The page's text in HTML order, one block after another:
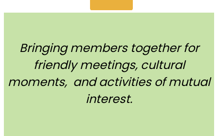
Bringing members together for
friendly meetings, cultural
moments, and activities of mutual
interest.